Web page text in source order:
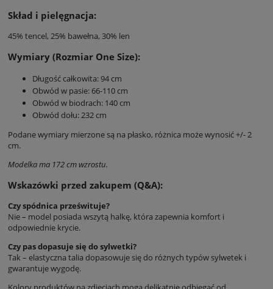
Skład i pielęgnacja:
45% tencel, 25% bawełna, 30% len
Wymiary (Rozmiar One Size):
Długość całkowita: 94 cm
Obwód w pasie: 66-110 cm
Obwód w biodrach: 140 cm
Obwód dołu: 232 cm
Podane wymiary mierzone są na płasko, różnica może wynosić +/- 2
cm.
Modelka ma 172 cm wzrostu.
Wskazówki przed zakupem (Q&A):
Czy spódnica prześwituje?
Nie – model posiada wszytą halkę, która zapewnia komfort i
odpowiednie krycie.
Czy pas dopasuje się do sylwetki?
Tak – elastyczna talia dopasowuje się do różnych typów sylwetek i
gwarantuje wygodę.